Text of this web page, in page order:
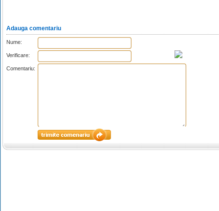
Adauga comentariu
Nume:
Verificare:
Comentariu: